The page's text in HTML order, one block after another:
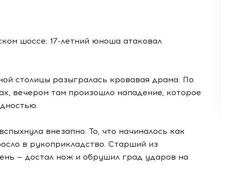
шоссе: 17-летний юноша атаковал
столицы разыгралась кровавая драма. По
вечером там произошло нападение, которое
внезапно. То, что начиналось как
в рукоприкладство. Старший из
— достал нож и обрушил град ударов на